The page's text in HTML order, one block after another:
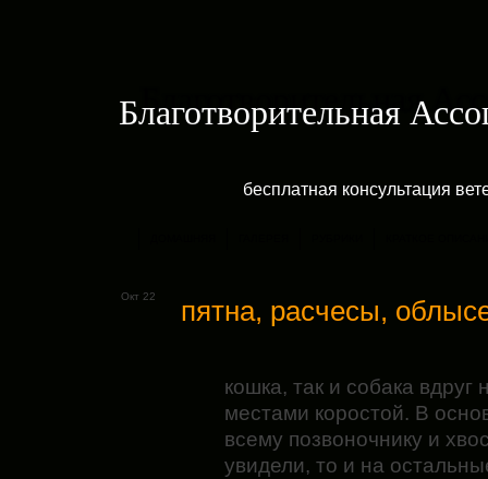
Благотворительная
бесплатная консультация
Окт 22 пятна, расчесы,
кошка, так и собака вдруг
местами коростой. В
всему позвоночнику и
увидели, то и на